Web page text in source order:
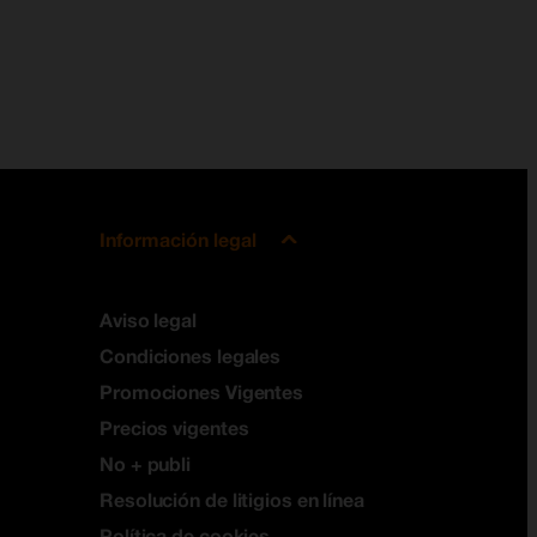
Información legal
Aviso legal
Condiciones legales
Promociones Vigentes
Precios vigentes
No + publi
Resolución de litigios en línea